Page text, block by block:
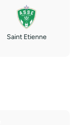
Saint Etienne